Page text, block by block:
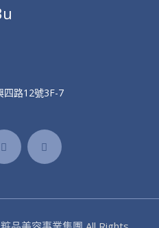
四路12號3F-7